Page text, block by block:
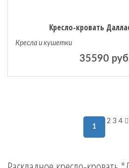
Кресло-кровать
Кресла и кушетки
35590
1
2 3 4